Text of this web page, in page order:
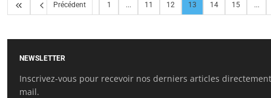
Précédent 1 ... 11 12 13 14 15 ...
NEWSLETTER
Inscrivez-vous pour recevoir nos derniers articles
mail.